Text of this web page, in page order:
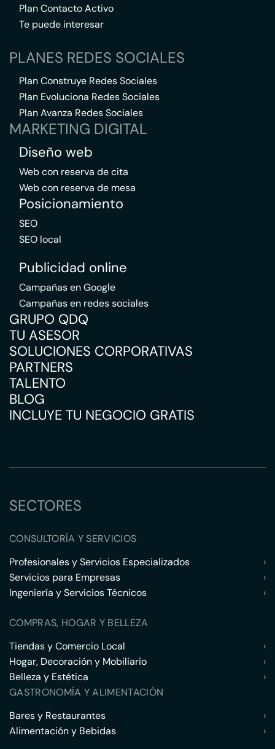
Plan Contacto Activo
Te puede interesar
PLANES REDES SOCIALES
Plan Construye Redes Sociales
Plan Evoluciona Redes Sociales
Plan Avanza Redes Sociales
MARKETING DIGITAL
Diseño web
Web con reserva de cita
Web con reserva de mesa
Posicionamiento
SEO
SEO local
Publicidad online
Campañas en Google
Campañas en redes sociales
GRUPO QDQ
TU ASESOR
SOLUCIONES CORPORATIVAS
PARTNERS
TALENTO
BLOG
INCLUYE TU NEGOCIO GRATIS
SECTORES
CONSULTORÍA Y SERVICIOS
Profesionales y Servicios Especializados
›
Servicios para Empresas
›
Ingeniería y Servicios Técnicos
›
COMPRAS, HOGAR Y BELLEZA
Tiendas y Comercio Local
›
Hogar, Decoración y Mobiliario
›
Belleza y Estética
›
GASTRONOMÍA Y ALIMENTACIÓN
Bares y Restaurantes
›
Alimentación y Bebidas
›